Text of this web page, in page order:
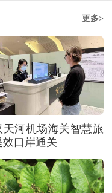
更多>
天河机场海关智慧旅
效口岸通关